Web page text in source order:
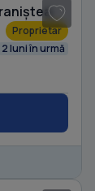
Proprietar
2 luni în urmă